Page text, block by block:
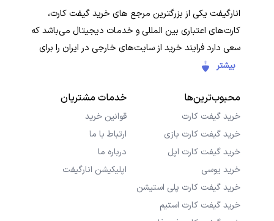
انارگیفت یکی از بزرگترین مرجع های خرید گیفت کارت،
کارت‌های اعتباری بین المللی و خدمات دیجیتال می‌باشد که
سعی دارد فرایند خرید از سایت‌های خارجی در ایران را برای
کاربران ایرانی ساده‌تر کند. هدف ما ارائه تجربه‌ای سریع، امن و
کاربران با خیال راحت خرید کنند و در کمترین زمان دریافت
کنند.
بیشتر
محبوب‌ترین‌ها
خرید گیفت کارت
خرید گیفت کارت بازی
خرید گیفت کارت اپل
خرید یوسی
خرید گیفت کارت پلی استیشن
خرید گیفت کارت استیم
خدمات مشتریان
قوانین خرید
ارتباط با ما
درباره ما
اپلیکیشن انارگیفت